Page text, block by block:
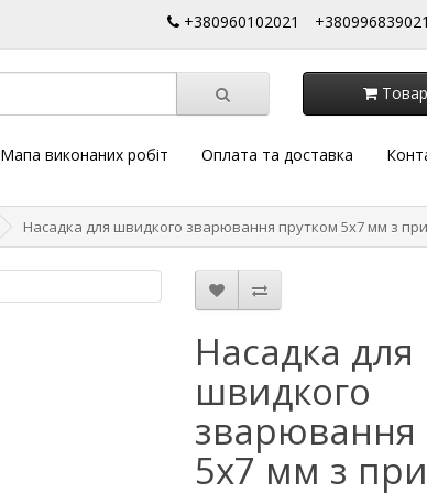
+380960102021 +380996839021
Мапа виконаних робіт Оплата та доставка
Насадка для швидкого зварювання прутком 5х7 мм з
Насадка для
швидкого
зварювання
5х7 мм з